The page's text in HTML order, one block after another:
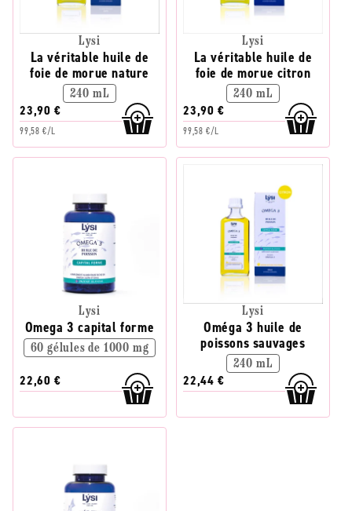
Lysi
La véritable huile de
foie de morue nature
240 mL
23,90 €
99,58 €/L
Lysi
La véritable huile de
foie de morue citron
240 mL
23,90 €
99,58 €/L
Lysi
Omega 3 capital forme
60 gélules de 1000 mg
22,60 €
Lysi
Oméga 3 huile de
poissons sauvages
240 mL
22,44 €